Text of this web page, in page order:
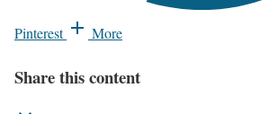
Pinterest More
Share this content